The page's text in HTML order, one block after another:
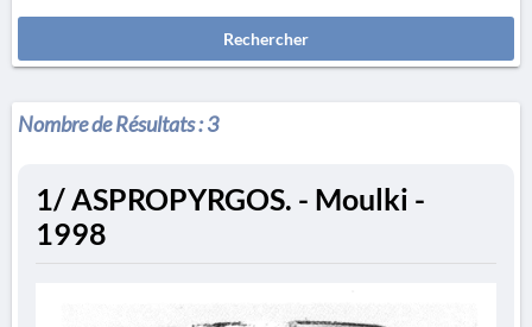
Rechercher
Nombre de Résultats :3
1/ ASPROPYRGOS. - Moulki -
1998